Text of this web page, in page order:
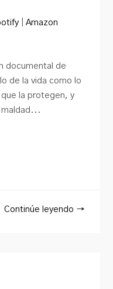
|Amazon
documental de
de la vida como lo
que la protegen, y
maldad...
Continúe leyendo →